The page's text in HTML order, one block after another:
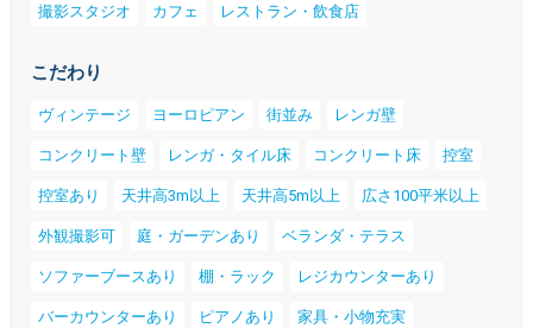
撮影スタジオ カフェ レストラン・飲食店
こだわり
ヴィンテージ ヨーロピアン 街並み レンガ壁
コンクリート壁 レンガ・タイル床 コンクリート床 控室
控室あり 天井高3m以上 天井高5m以上 広さ100平米以上
外観撮影可 庭・ガーデンあり ベランダ・テラス
ソファーブースあり 棚・ラック レジカウンターあり
バーカウンターあり ピアノあり 家具・小物充実